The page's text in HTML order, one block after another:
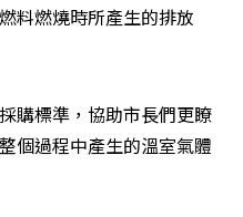
料燃燒時所產生的排放
購標準，協助市長們更瞭
個過程中產生的溫室氣體